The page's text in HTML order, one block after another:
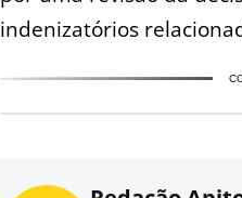
indenizatórios